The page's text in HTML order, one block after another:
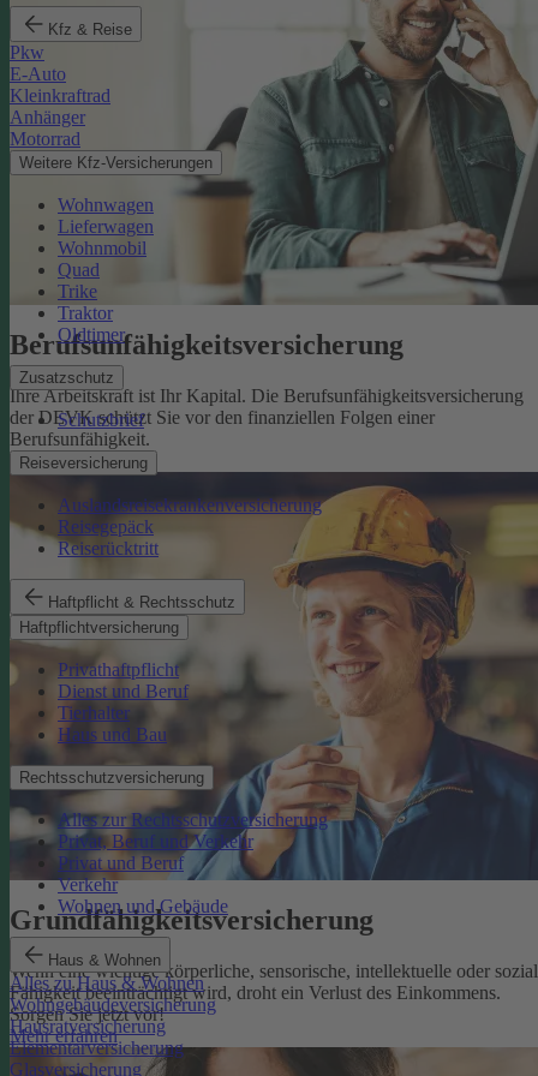
Kfz & Reise
Pkw
E-Auto
Kleinkraftrad
Anhänger
Motorrad
Weitere Kfz-Versicherungen
Wohnwagen
Lieferwagen
Wohnmobil
Quad
Trike
Traktor
Oldtimer
Zusatzschutz
Schutzbrief
Reiseversicherung
Auslandsreisekrankenversicherung
Reisegepäck
Reiserücktritt
Haftpflicht & Rechtsschutz
Haftpflichtversicherung
Privathaftpflicht
Dienst und Beruf
Tierhalter
Haus und Bau
Rechtsschutzversicherung
Alles zur Rechtsschutzversicherung
Privat, Beruf und Verkehr
Privat und Beruf
Verkehr
Wohnen und Gebäude
Haus & Wohnen
Alles zu Haus & Wohnen
Wohngebäudeversicherung
Hausratversicherung
Elementarversicherung
Glasversicherung
Berufsunfähigkeits­versicherung
Ihre Arbeitskraft ist Ihr Kapital. Die Berufsunfähigkeitsversicherung
der DEVK schützt Sie vor den finanziellen Folgen einer
Berufsunfähigkeit.
Mehr erfahren
Grundfähigkeits­versicherung
Wenn eine wichtige körperliche, sensorische, intellektuelle oder
Fähigkeit beeinträchtigt wird, droht ein Verlust des Einkommens.
Sorgen Sie jetzt vor!
Mehr erfahren